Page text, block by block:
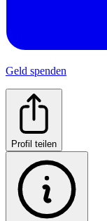
Geld spenden
Profil teilen